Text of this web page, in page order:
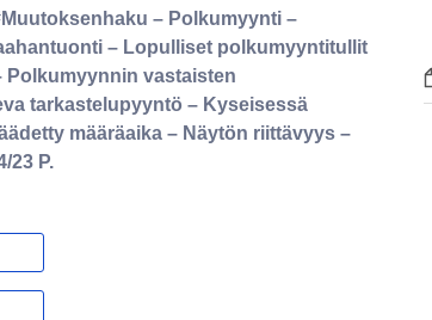
– Polkumyynti –
– Lopulliset polkumyyntitullit
Polkumyynnin vastaisten
tarkastelupyyntö – Kyseisessä
määräaika – Näytön riittävyys –
23 P.